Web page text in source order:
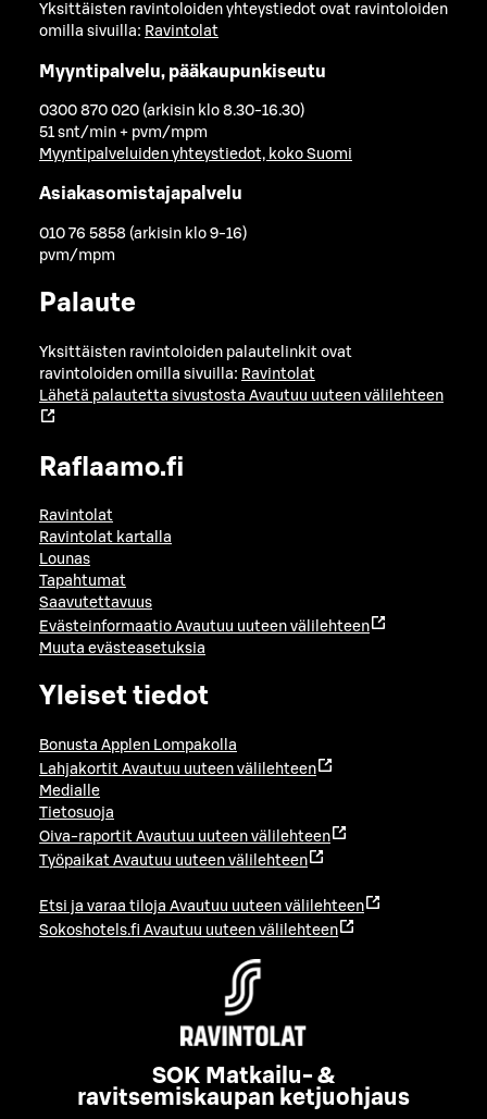
Yksittäisten ravintoloiden yhteystiedot ovat ravintoloiden
omilla sivuilla: Ravintolat
Myyntipalvelu, pääkaupunkiseutu
0300 870 020 (arkisin klo 8.30-16.30)
51 snt/min + pvm/mpm
Myyntipalveluiden yhteystiedot, koko Suomi
Asiakasomistajapalvelu
010 76 5858 (arkisin klo 9-16)
pvm/mpm
Palaute
Yksittäisten ravintoloiden palautelinkit ovat
ravintoloiden omilla sivuilla: Ravintolat
Lähetä palautetta sivustosta Avautuu uuteen välilehteen
Raflaamo.fi
Ravintolat
Ravintolat kartalla
Lounas
Tapahtumat
Saavutettavuus
Evästeinformaatio Avautuu uuteen välilehteen
Muuta evästeasetuksia
Yleiset tiedot
Bonusta Applen Lompakolla
Lahjakortit Avautuu uuteen välilehteen
Medialle
Tietosuoja
Oiva-raportit Avautuu uuteen välilehteen
Työpaikat Avautuu uuteen välilehteen
Etsi ja varaa tiloja Avautuu uuteen välilehteen
Sokoshotels.fi Avautuu uuteen välilehteen
SOK Matkailu- &
ravitsemiskaupan ketjuohjaus